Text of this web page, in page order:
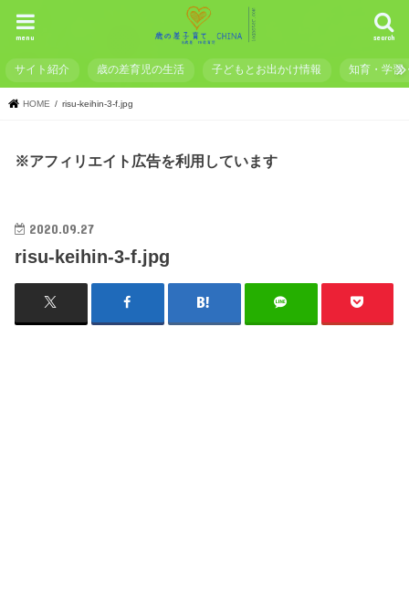
search
menu
サイト紹介 歳の差育児の生活 子どもとお出かけ情報 知育・学習
HOME risu-keihin-3-f.jpg
※アフィリエイト広告を利用しています
2020.09.27
risu-keihin-3-f.jpg